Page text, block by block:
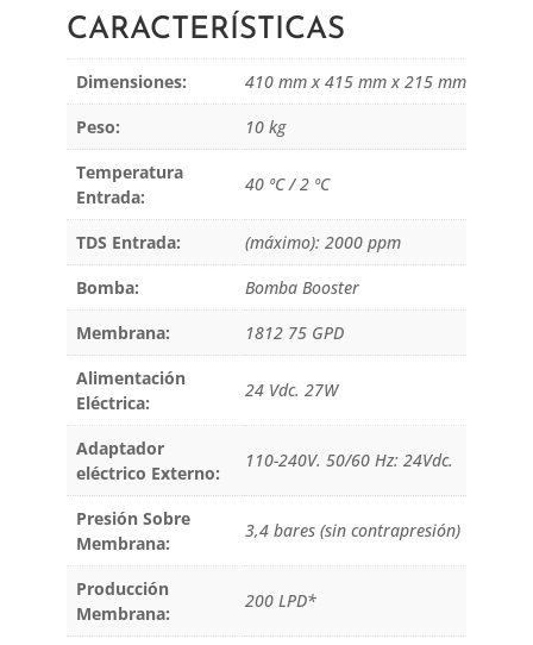
CARACTERÍSTICAS
Dimensiones:
410 mm x 415 mm x 215 mm
Peso:
10 kg
Temperatura
Entrada:
40 ºC / 2 ºC
TDS Entrada:
(máximo): 2000 ppm
Bomba:
Bomba Booster
Membrana:
1812 75 GPD
Alimentación
Eléctrica:
24 Vdc. 27W
Adaptador
eléctrico Externo:
110-240V. 50/60 Hz: 24Vdc.
Presión Sobre
Membrana:
3,4 bares (sin contrapresión)
Producción
Membrana:
200 LPD*